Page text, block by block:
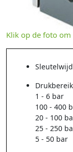
Klik op de foto
1 - 6 bar
100 - 400
20 - 100
25 - 250
5 - 50 bar